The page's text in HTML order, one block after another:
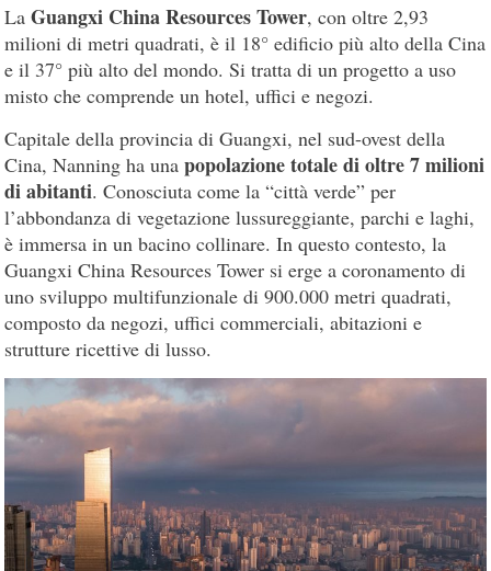
LaGuangxi China Resources Tower, con oltre 2,93
milioni di metri quadrati, è il 18° edificio più alto della Cina
e il 37° più alto del mondo. Si tratta di un progetto a uso
misto che comprende un hotel, uffici e negozi.
Capitale della provincia di Guangxi, nel sud-ovest della
Cina, Nanning ha unapopolazione totale di oltre 7 milioni
di abitanti. Conosciuta come la “città verde” per
l’abbondanza di vegetazione lussureggiante, parchi e laghi,
è immersa in un bacino collinare. In questo contesto, la
Guangxi China Resources Tower si erge a coronamento di
uno sviluppo multifunzionale di 900.000 metri quadrati,
composto da negozi, uffici commerciali, abitazioni e
strutture ricettive di lusso.